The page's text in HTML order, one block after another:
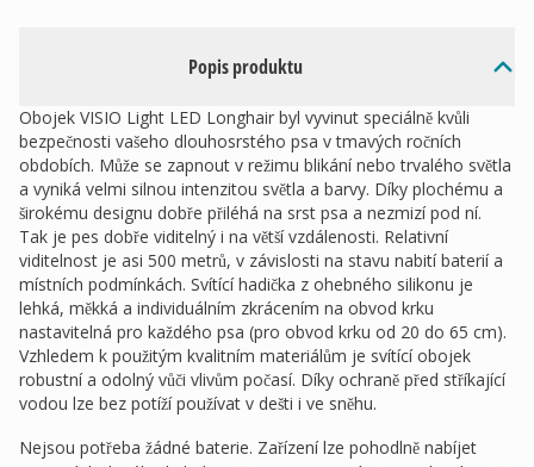
Popis produktu
Obojek VISIO Light LED Longhair byl vyvinut speciálně kvůli
bezpečnosti vašeho dlouhosrstého psa v tmavých ročních
obdobích. Může se zapnout v režimu blikání nebo trvalého světla
a vyniká velmi silnou intenzitou světla a barvy. Díky plochému a
širokému designu dobře přiléhá na srst psa a nezmizí pod ní.
Tak je pes dobře viditelný i na větší vzdálenosti. Relativní
viditelnost je asi 500 metrů, v závislosti na stavu nabití baterií a
místních podmínkách. Svítící hadička z ohebného silikonu je
lehká, měkká a individuálním zkrácením na obvod krku
nastavitelná pro každého psa (pro obvod krku od 20 do 65 cm).
Vzhledem k použitým kvalitním materiálům je svítící obojek
robustní a odolný vůči vlivům počasí. Díky ochraně před stříkající
vodou lze bez potíží používat v dešti i ve sněhu.
Nejsou potřeba žádné baterie. Zařízení lze pohodlně nabíjet